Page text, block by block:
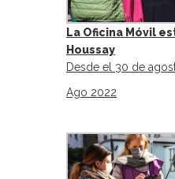
La Oficina Móvil
Houssay
Desde el 30 de
Ago 2022